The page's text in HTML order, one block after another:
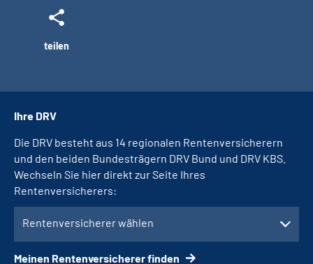
teilen
Ihre DRV
Die DRV besteht aus 14 regionalen Rentenversicherern
und den beiden Bundesträgern DRV Bund und DRV KBS.
Wechseln Sie hier direkt zur Seite Ihres
Rentenversicherers:
Rentenversicherer wählen
Meinen Rentenversicherer finden